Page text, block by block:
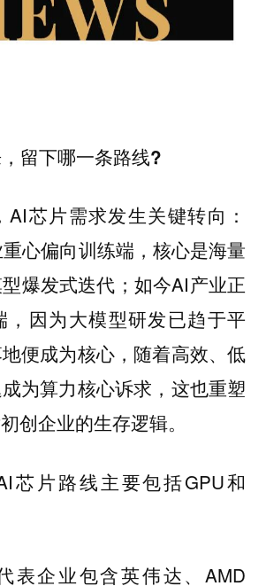
留下哪一条路线?
AI芯片需求发生关键转向：
心偏向训练端，核心是海量
爆发式迭代；如今AI产业正
，因为大模型研发已趋于平
便成为核心，随着高效、低
为算力核心诉求，这也重塑
创企业的生存逻辑。
芯片路线主要包括GPU和
表企业包含英伟达、AMD